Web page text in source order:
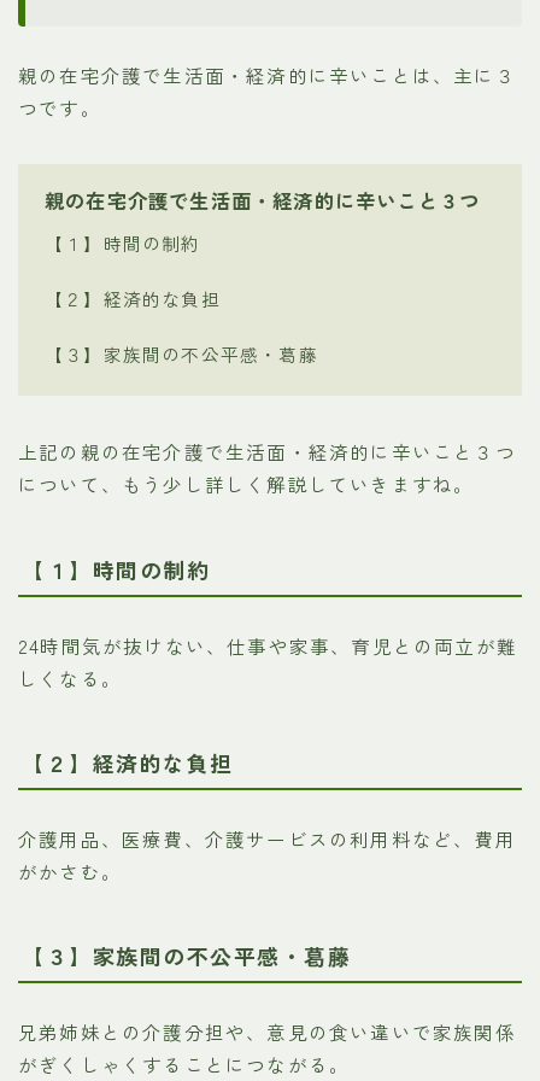
親の在宅介護で生活面・経済的に辛いことは、主に３
つです。
親の在宅介護で生活面・経済的に辛いこと３つ
【１】時間の制約
【２】経済的な負担
【３】家族間の不公平感・葛藤
上記の親の在宅介護で生活面・経済的に辛いこと３つ
について、もう少し詳しく解説していきますね。
【１】時間の制約
24時間気が抜けない、仕事や家事、育児との両立が難
しくなる。
【２】経済的な負担
介護用品、医療費、介護サービスの利用料など、費用
がかさむ。
【３】家族間の不公平感・葛藤
兄弟姉妹との介護分担や、意見の食い違いで家族関係
がぎくしゃくすることにつながる。